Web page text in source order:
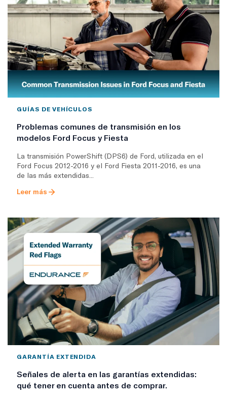
GUÍAS DE VEHÍCULOS
Problemas comunes de transmisión en los
modelos Ford Focus y Fiesta
La transmisión PowerShift (DPS6) de Ford, utilizada en el
Ford Focus 2012-2016 y el Ford Fiesta 2011-2016, es una
de las más extendidas...
Leer más
GARANTÍA EXTENDIDA
Señales de alerta en las garantías extendidas:
qué tener en cuenta antes de comprar.